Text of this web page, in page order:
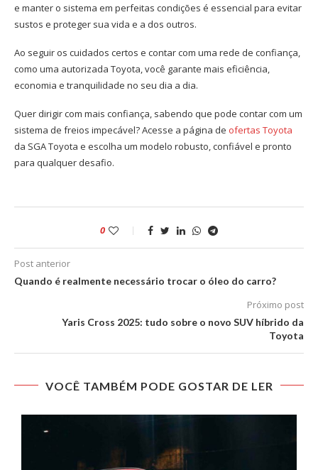
e manter o sistema em perfeitas condições é essencial para evitar
sustos e proteger sua vida e a dos outros.
Ao seguir os cuidados certos e contar com uma rede de confiança,
como uma autorizada Toyota, você garante mais eficiência,
economia e tranquilidade no seu dia a dia.
Quer dirigir com mais confiança, sabendo que pode contar com um
sistema de freios impecável? Acesse a página de ofertas Toyota
da SGA Toyota e escolha um modelo robusto, confiável e pronto
para qualquer desafio.
0
Post anterior
Quando é realmente necessário trocar o óleo do carro?
Próximo post
Yaris Cross 2025: tudo sobre o novo SUV híbrido da
Toyota
VOCÊ TAMBÉM PODE GOSTAR DE LER